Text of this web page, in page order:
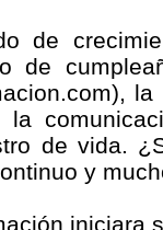
de
de
de vida.
y
iniciara